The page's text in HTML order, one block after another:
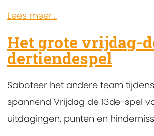
Lees meer...
Het grote vrijdag-
dertiendespel
Saboteer het andere team
spannend Vrijdag de 13de-spel
uitdagingen, punten en